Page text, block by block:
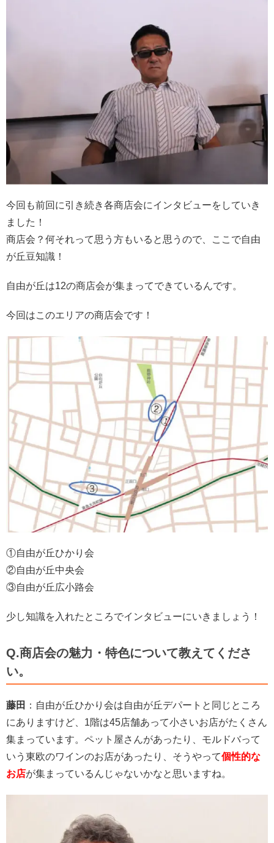
今回も前回に引き続き各商店会にインタビューをしていき
ました！
商店会？何それって思う方もいると思うので、ここで自由
が丘豆知識！
自由が丘は12の商店会が集まってできているんです。
今回はこのエリアの商店会です！
①自由が丘ひかり会
②自由が丘中央会
③自由が丘広小路会
少し知識を入れたところでインタビューにいきましょう！
Q.商店会の魅力・特色について教えてくださ
い。
藤田 ：自由が丘ひかり会は自由が丘デパートと同じところ
にありますけど、1階は45店舗あって小さいお店がたくさん
集まっています。ペット屋さんがあったり、モルドバって
いう東欧のワインのお店があったり、そうやって個性的な
お店が集まっているんじゃないかなと思いますね。